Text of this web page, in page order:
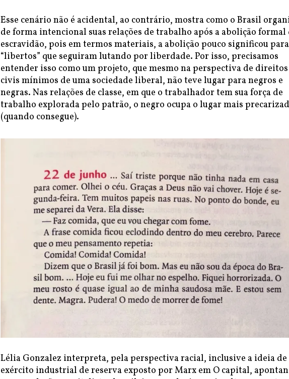
Esse cenário não é acidental, ao contrário, mostra como o Brasil
de forma intencional suas relações de trabalho após a abolição formal
escravidão, pois em termos materiais, a abolição pouco significou
“libertos” que seguiram lutando por liberdade. Por isso, precisamos
entender isso como um projeto, que mesmo na perspectiva de direitos
civis mínimos de uma sociedade liberal, não teve lugar para negros e
negras. Nas relações de classe, em que o trabalhador tem sua força de
trabalho explorada pelo patrão, o negro ocupa o lugar mais
(quando consegue).
Lélia Gonzalez interpreta, pela perspectiva racial, inclusive a ideia de
exército industrial de reserva exposto por Marx em O capital,